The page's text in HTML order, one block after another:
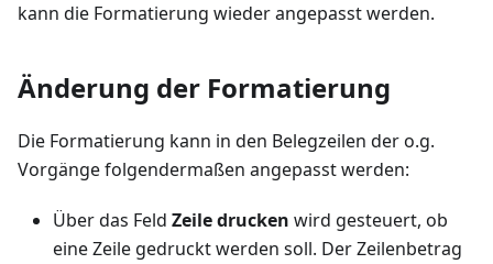
kann die Formatierung wieder angepasst werden.
Änderung der Formatierung
Die Formatierung kann in den Belegzeilen der o.g.
Vorgänge folgendermaßen angepasst werden:
Über das Feld Zeile drucken wird gesteuert, ob
eine Zeile gedruckt werden soll. Der Zeilenbetrag